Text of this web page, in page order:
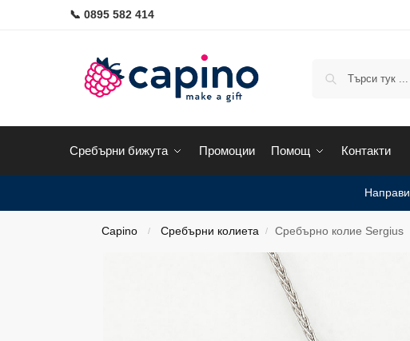
📞 0895 582 414
Сребърни бижута Промоции Помощ Контакти
Capino / Сребърни колиета / Сребърно колие Sergius